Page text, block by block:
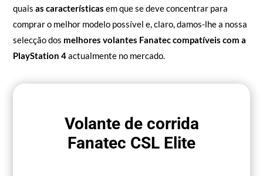
quais as características em que se deve concentrar para
comprar o melhor modelo possível e, claro, damos-lhe a nossa
selecção dos melhores volantes Fanatec compatíveis com a
PlayStation 4actualmente no mercado.
Volante de corrida
Fanatec CSL Elite